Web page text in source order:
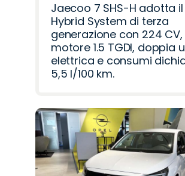
Jaecoo 7 SHS-H adotta
Hybrid System di terza
generazione con 224 CV,
motore 1.5 TGDI, doppia
elettrica e consumi
5,5 l/100 km.